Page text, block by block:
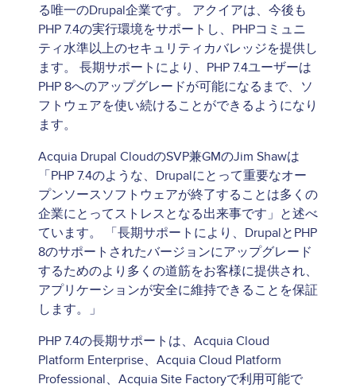
る唯一のDrupal企業です。 アクイアは、今後も
PHP 7.4の実行環境をサポートし、PHPコミュニ
ティ水準以上のセキュリティカバレッジを提供し
ます。 長期サポートにより、PHP 7.4ユーザーは
PHP 8へのアップグレードが可能になるまで、ソ
フトウェアを使い続けることができるようになり
ます。
Acquia Drupal CloudのSVP兼GMのJim Shawは
「PHP 7.4のような、Drupalにとって重要なオー
プンソースソフトウェアが終了することは多くの
企業にとってストレスとなる出来事です」と述べ
ています。 「長期サポートにより、DrupalとPHP
8のサポートされたバージョンにアップグレード
するためのより多くの道筋をお客様に提供され、
アプリケーションが安全に維持できることを保証
します。」
PHP 7.4の長期サポートは、Acquia Cloud
Platform Enterprise、Acquia Cloud Platform
Professional、Acquia Site Factoryで利用可能で